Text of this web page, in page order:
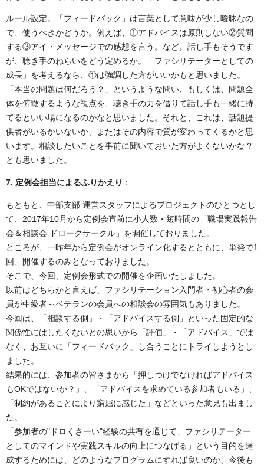
ルール設定。「フィードバック」は言葉として意味が少し曖昧なの
で、使うべきかどうか。例えば、①アドバイスは原則しない②質問
する③アイ・メッセージでの感想を言う。など。話し手もそうです
が、聴き手のねらいをどう定めるか。「ファシリテーターとしての
成長」を考えるなら、①は強調した方がいいかもと思いました。
「本当の問題は何だろう？」というような問い、もしくは、問題全
体を俯瞰するような視点を、聴き手の力を借りて話し手も一緒に持
てるといい場になるのかなと思いました。それと、これは、話題提
供者がいるかいないか、またはその内容で質が変わってくるかと思
います。相談したいことを事前に聞いておいた方がよくないかな？
とも思いました。
7. 定例会担当によるふりかえり ：
もともと、中部支部 運営スタッフによるプロジェクトのひとつとし
て、2017年10月から定例会直前に小人数・短時間の「職場実践報告
会＆相談会 ドロークサークル」を開催しておりました。
ところが、一昨年から定例会がオンライン化するとともに、単発で1
回、開催するのみとなっておりました。
そこで、今回、定例会形式での開催を企画いたしました。
以前はどちらかと言えば、ファシリテーション入門者・初心者の会
員が中級者～ベテランの会員への相談会の雰囲気もありました。
今回は、「相談する側」・「アドバイスする側」といった固定的な
関係性にはしたくないとの思いから「評価」・「アドバイス」では
なく、お互いに「フィードバック」し合うことにトライしようとし
ました。
結果的には、参加者の皆さまから「押しつけでなければアドバイス
もOKではないか？」、「アドバイスを求めている参加者もいる」、
「制約があることにより窮屈に感じた」などといった意見も出まし
た。
「参加者の"ドロくさーい"経験の共有を通じて、ファシリテーター
としてのマインドや実践スキルの向上につなげる」という目的を達
成するためには、どのようなプログラムにすれば良いのか、今後も